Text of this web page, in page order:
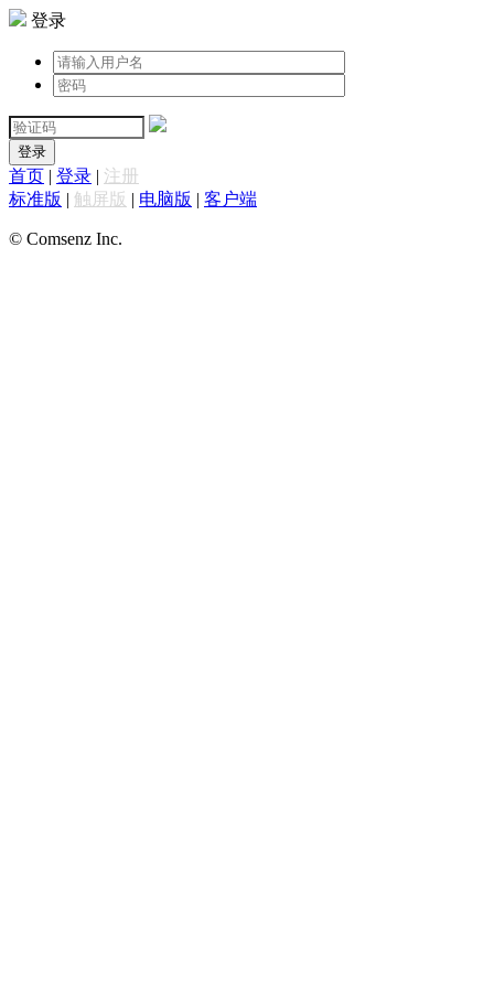
登录
登录
首页 | 登录 | 注册
标准版 | 触屏版 | 电脑版 | 客户端
© Comsenz Inc.